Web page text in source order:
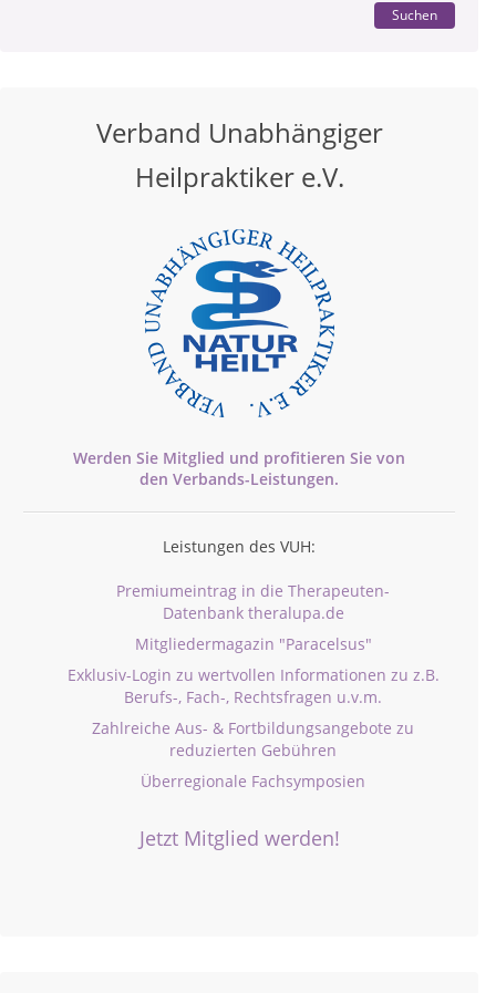
Suchen
Verband Unabhängiger
Heilpraktiker e.V.
Werden Sie Mitglied und profitieren Sie von
den Verbands-Leistungen.
Leistungen des VUH:
Premiumeintrag in die Therapeuten-
Datenbank theralupa.de
Mitgliedermagazin "Paracelsus"
Exklusiv-Login zu wertvollen Informationen zu z.B.
Berufs-, Fach-, Rechtsfragen u.v.m.
Zahlreiche Aus- & Fortbildungsangebote zu
reduzierten Gebühren
Überregionale Fachsymposien
Jetzt Mitglied werden!